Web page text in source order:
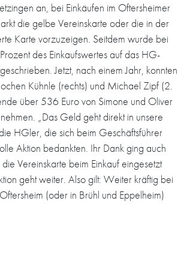
an, bei Einkäufen im Oftersheimer
die gelbe Vereinskarte oder die in der
Karte vorzuzeigen. Seitdem wurde bei
des Einkaufswertes auf das HG-
Jetzt, nach einem Jahr, konnten
Kühnle (rechts) und Michael Zipf (2.
über 536 Euro von Simone und Oliver
„Das Geld geht direkt in unsere
HGler, die sich beim Geschäftsführer
Aktion bedankten. Ihr Dank ging auch
Vereinskarte beim Einkauf eingesetzt
geht weiter. Also gilt: Weiter kräftig bei
(oder in Brühl und Eppelheim)